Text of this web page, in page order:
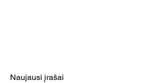
Naujausi įrašai